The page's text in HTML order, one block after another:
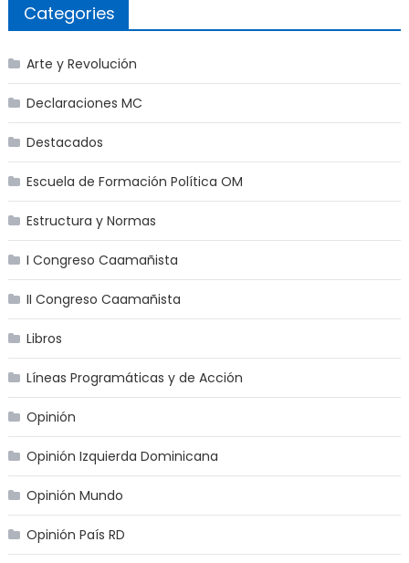
Categories
Arte y Revolución
Declaraciones MC
Destacados
Escuela de Formación Política OM
Estructura y Normas
I Congreso Caamañista
II Congreso Caamañista
Libros
Líneas Programáticas y de Acción
Opinión
Opinión Izquierda Dominicana
Opinión Mundo
Opinión País RD